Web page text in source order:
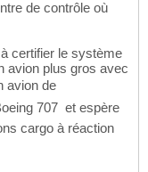
de contrôle où
certifier le système
avion plus gros avec
avion de
707  et espère
cargo à réaction